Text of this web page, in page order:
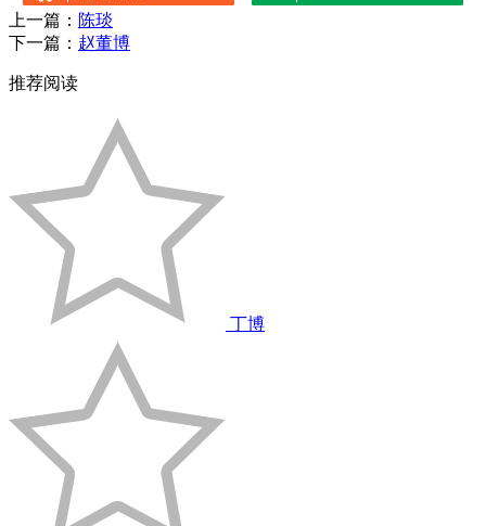
上一篇： 陈琰
下一篇： 赵董博
推荐阅读
丁博